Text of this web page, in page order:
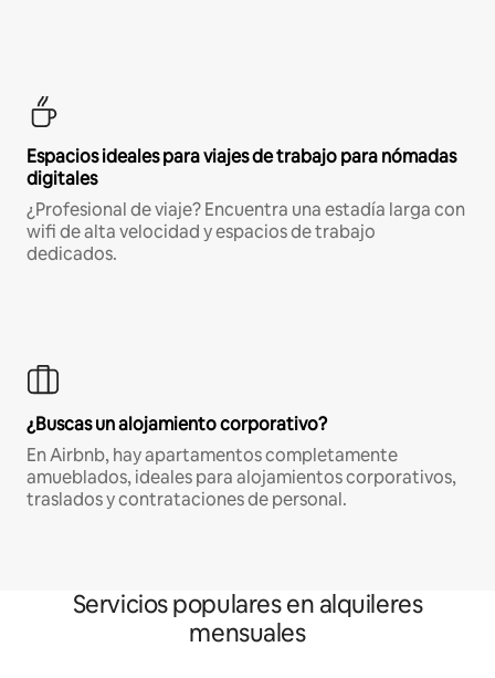
Espacios ideales para viajes de trabajo para nómadas
digitales
¿Profesional de viaje? Encuentra una estadía larga con
wifi de alta velocidad y espacios de trabajo
dedicados.
¿Buscas un alojamiento corporativo?
En Airbnb, hay apartamentos completamente
amueblados, ideales para alojamientos corporativos,
traslados y contrataciones de personal.
Servicios populares en alquileres
mensuales